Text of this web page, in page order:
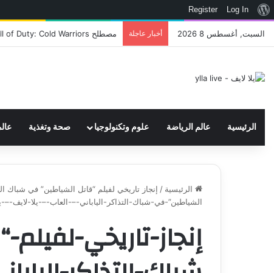
نبذة
ووردبريس
Log In
Register
السبت, أغسطس 8 2026 أخبار عاجلة اتحاد WWE يسجل ثلاث علامات تجارية تتعلق في الألعاب..هل هناك إعلان قريب! – العاب – يلا لايف – يلا لايف
الرئيسية عالم الرياضة علوم وتكنولوجيا صحة وتغذية
الرئيسية / إنجاز تاريخي لفيلم “قاتل الشياطين” في شباك
الشياطين”-في-شباك-التذاكر-الياباني-–-العاب-–-يلا-لايف-–-
إنجاز-تاريخي-